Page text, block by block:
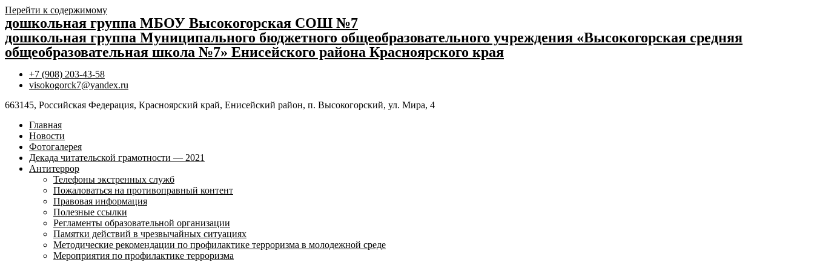
Перейти к содержимому
дошкольная группа МБОУ Высокогорская СОШ №7
дошкольная группа Муниципального бюджетного общеобразовательного учреждения «Высокогорская средняя
общеобразовательная школа №7» Енисейского района Красноярского края
+7 (908) 203-43-58
visokogorck7@yandex.ru
663145, Российская Федерация, Красноярский край, Енисейский район, п. Высокогорский, ул. Мира, 4
Главная
Новости
Фотогалерея
Декада читательской грамотности — 2021
Антитеррор
Телефоны экстренных служб
Пожаловаться на противоправный контент
Правовая информация
Полезные ссылки
Регламенты образовательной организации
Памятки действий в чрезвычайных ситуациях
Методические рекомендации по профилактике терроризма в молодежной среде
Мероприятия по профилактике терроризма